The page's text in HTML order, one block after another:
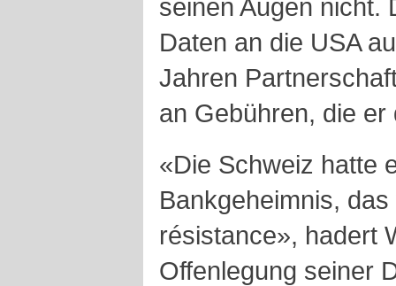
seinen Augen nicht.
Daten an die USA
Jahren
an Gebühren, die
«Die Schweiz hatte
Bankgeheimnis,
résistance», hadert
Offenlegung seiner